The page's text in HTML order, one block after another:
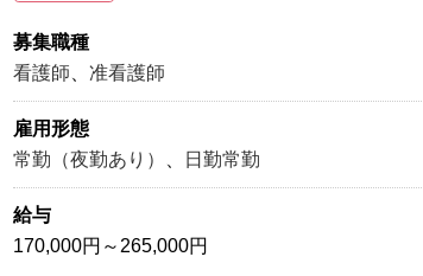
募集職種
看護師
准看護師
雇用形態
常勤（夜勤あり）
日勤常勤
給与
170,000円～265,000円